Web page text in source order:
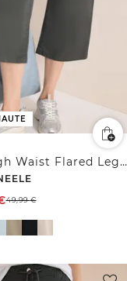
7/8 High Waist Flared Leg Pantalon Loose Fit
49,99€